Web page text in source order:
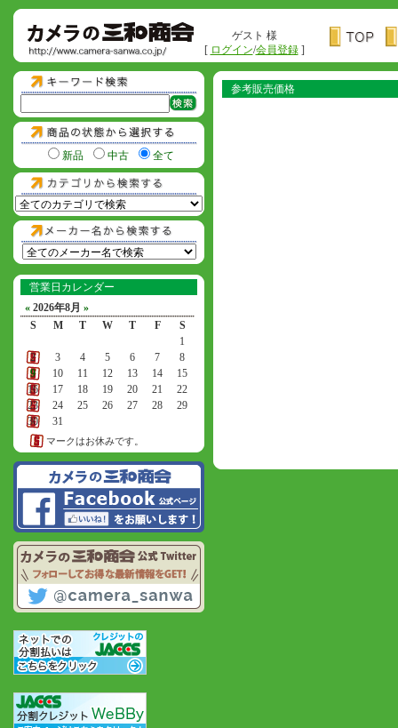
ゲスト 様
[ ログイン/会員登録]
新品 中古 全て
営業日カレンダー
« 2026年8月 »
S
M T W T F
S
1
2
3 4 5 6 7
8
9
10 11 12 13 14
15
16
17 18 19 20 21
22
23
24 25 26 27 28
29
30
31
マークはお休みです。
参考販売価格